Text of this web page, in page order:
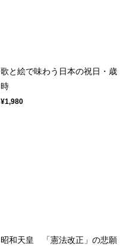
歌と絵で味わう日本の祝日・歳
時
¥1,980
昭和天皇 「憲法改正」の悲願